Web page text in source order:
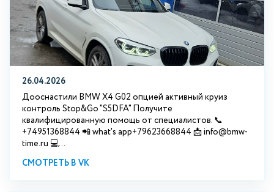
26.04.2026
Дооснастили BMW X4 G02 опцией активный круиз
контроль Stop&Go "S5DFA" Получите
квалифицированную помощь от специалистов. 📞
+74951368844 📲 what's app+79623668844 📩 info@bmw-
time.ru 💻...
СМОТРЕТЬ В VK